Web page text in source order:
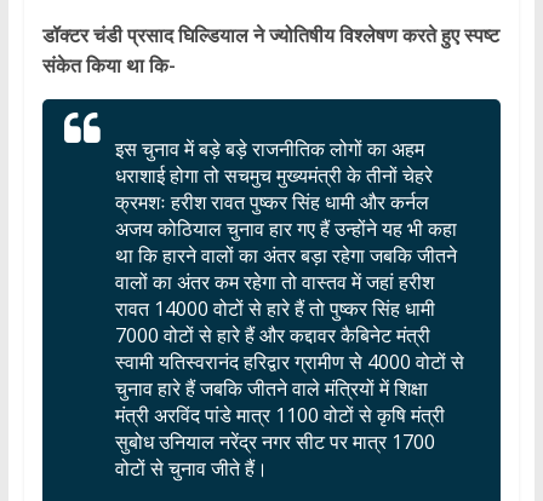
डॉक्टर चंडी प्रसाद घिल्डियाल ने ज्योतिषीय विश्लेषण करते हुए स्पष्ट
संकेत किया था कि-
इस चुनाव में बड़े बड़े राजनीतिक लोगों का अहम
धराशाई होगा तो सचमुच मुख्यमंत्री के तीनों चेहरे
क्रमशः हरीश रावत पुष्कर सिंह धामी और कर्नल
अजय कोठियाल चुनाव हार गए हैं उन्होंने यह भी कहा
था कि हारने वालों का अंतर बड़ा रहेगा जबकि जीतने
वालों का अंतर कम रहेगा तो वास्तव में जहां हरीश
रावत 14000 वोटों से हारे हैं तो पुष्कर सिंह धामी
7000 वोटों से हारे हैं और कद्दावर कैबिनेट मंत्री
स्वामी यतिस्वरानंद हरिद्वार ग्रामीण से 4000 वोटों से
चुनाव हारे हैं जबकि जीतने वाले मंत्रियों में शिक्षा
मंत्री अरविंद पांडे मात्र 1100 वोटों से कृषि मंत्री
सुबोध उनियाल नरेंद्र नगर सीट पर मात्र 1700
वोटों से चुनाव जीते हैं।